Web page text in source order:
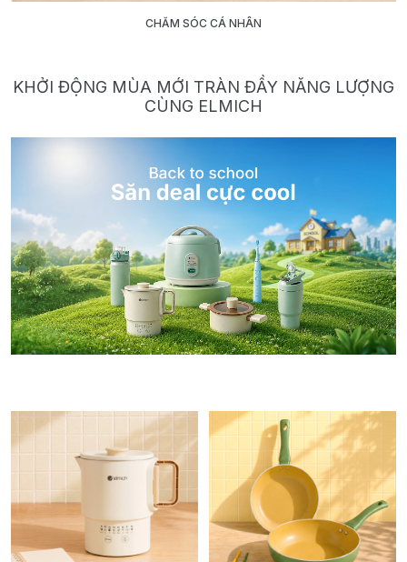
CHĂM SÓC CÁ NHÂN
KHỞI ĐỘNG MÙA MỚI TRÀN ĐẦY NĂNG LƯỢNG
CÙNG ELMICH